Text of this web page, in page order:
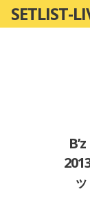
ン
SETLIST-